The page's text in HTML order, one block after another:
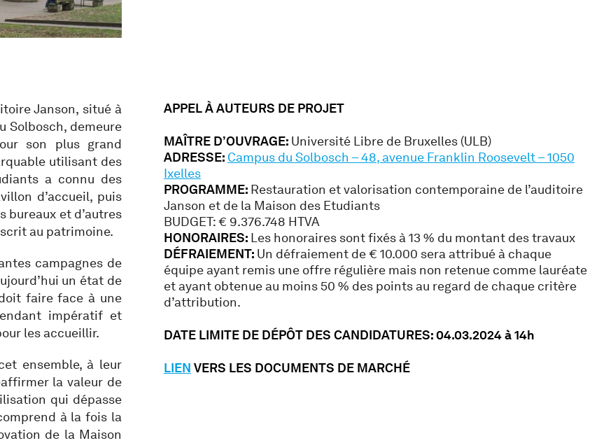
Janson, situé à
Solbosch, demeure
son plus grand
utilisant des
a connu des
d’accueil, puis
bureaux et d’autres
au patrimoine.
campagnes de
un état de
faire face à une
impératif et
les accueillir.
ensemble, à leur
la valeur de
qui dépasse
à la fois la
de la Maison
APPEL À AUTEURS DE PROJET
MAÎTRE D’OUVRAGE: Université Libre de Bruxelles (ULB)
ADRESSE: Campus du Solbosch – 48, avenue Franklin Roosevelt – 1050
Ixelles
PROGRAMME: Restauration et valorisation contemporaine de l’auditoire
Janson et de la Maison des Etudiants
BUDGET: € 9.376.748 HTVA
HONORAIRES: Les honoraires sont fixés à 13 % du montant des travaux
DÉFRAIEMENT: Un défraiement de € 10.000 sera attribué à chaque
équipe ayant remis une offre régulière mais non retenue comme lauréate
et ayant obtenue au moins 50 % des points au regard de chaque critère
d’attribution.
DATE LIMITE DE DÉPÔT DES CANDIDATURES: 04.03.2024 à 14h
LIEN VERS LES DOCUMENTS DE MARCHÉ